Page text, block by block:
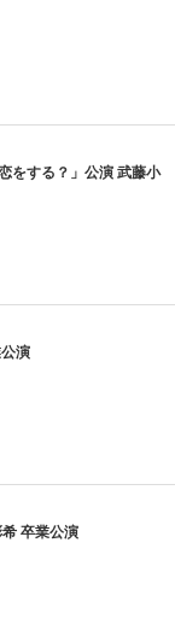
をする？」公演 武藤小
演
希 卒業公演